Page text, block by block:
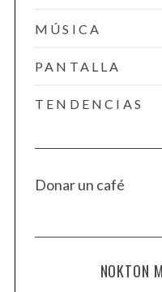
MÚSICA
PANTALLA
TENDENCIAS
Donar un café
NOKTON